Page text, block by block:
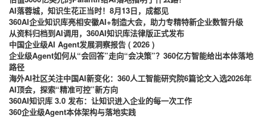
AI落蓉城，知识生花正当时！8月13日，成都见
360AI企业知识库亮相安徽AI+制造大会，助力专精特新企业数智升级
从资料归档到AI调用，360AI知识库法律版正式发布
中国企业级AI Agent发展洞察报告 ( 2026 )
企业级Agent如何从“会回答”走向“会决策”？360亿方智能给出本体落地
路径
海外AI社区关注中国AI新变化：360人工智能研究院6篇论文入选2026年
AI顶会，探索“精准可控”新方向
360AI知识库 3.0 发布：让知识进入企业的每一次工作
360企业级Agent本体架构与落地实践